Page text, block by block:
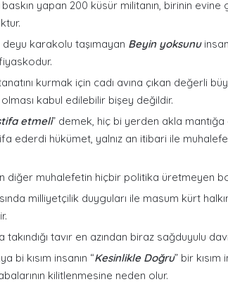
yapan 200 küsür militanın, birinin evine
karakolu taşımayan Beyin yoksunu
kurmak için cadı avına çıkan değerli
kabul edilebilir bişey değildir.
etmeli” demek, hiç bi yerden akla
ederdi hükümet, yalnız an itibari ile
diğer muhalefetin hiçbir politika üretmeyen
milliyetçilik duyguları ile masum kürt
tavır en azından biraz sağduyulu
bi kısım insanın “Kesinlikle Doğru” bir kısım
kilitlenmesine neden olur.